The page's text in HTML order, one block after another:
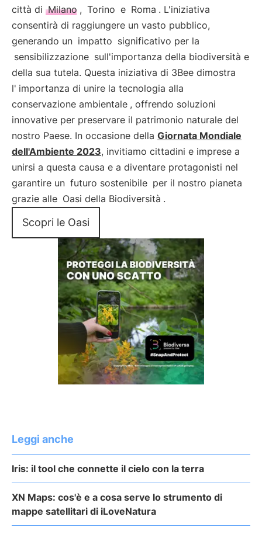
città di Milano , Torino e Roma . L'iniziativa
consentirà di raggiungere un vasto pubblico,
generando un impatto significativo per la
sensibilizzazione sull'importanza della biodiversità e
della sua tutela. Questa iniziativa di 3Bee dimostra
l' importanza di unire la tecnologia alla
conservazione ambientale , offrendo soluzioni
innovative per preservare il patrimonio naturale del
nostro Paese. In occasione della Giornata Mondiale
dell'Ambiente 2023, invitiamo cittadini e imprese a
unirsi a questa causa e a diventare protagonisti nel
garantire un futuro sostenibile per il nostro pianeta
grazie alle Oasi della Biodiversità .
Scopri le Oasi
Leggi anche
Iris: il tool che connette il cielo con la terra
XN Maps: cos'è e a cosa serve lo strumento di
mappe satellitari di iLoveNatura